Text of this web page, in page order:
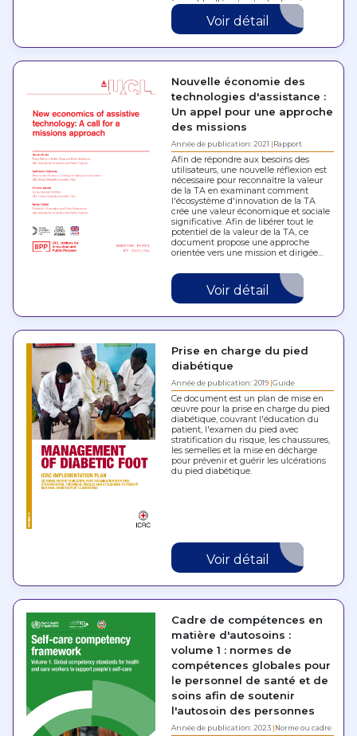
à combler l'écart entre les besoins…
Voir détail
Nouvelle économie des
technologies d'assistance :
Un appel pour une approche
des missions
Année de publication: 2021 Rapport
Afin de répondre aux besoins des
utilisateurs, une nouvelle réflexion est
nécessaire pour reconnaître la valeur
de la TA en examinant comment
l'écosystème d'innovation de la TA
crée une valeur économique et sociale
significative. Afin de libérer tout le
potentiel de la valeur de la TA, ce
document propose une approche
orientée vers une mission et dirigée…
Voir détail
Prise en charge du pied
diabétique
Année de publication: 2019 Guide
Ce document est un plan de mise en
œuvre pour la prise en charge du pied
diabétique, couvrant l'éducation du
patient, l'examen du pied avec
stratification du risque, les chaussures,
les semelles et la mise en décharge
pour prévenir et guérir les ulcérations
du pied diabétique.
Voir détail
Cadre de compétences en
matière d'autosoins :
volume 1 : normes de
compétences globales pour
le personnel de santé et de
soins afin de soutenir
l'autosoin des personnes
Année de publication: 2023 Norme ou cadre